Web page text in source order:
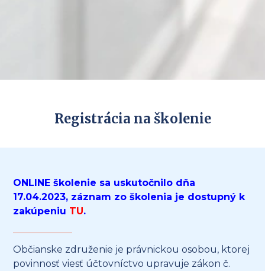
Registrácia na školenie
ONLINE školenie sa uskutočnilo dňa
17.04.2023, záznam zo školenia je dostupný k
zakúpeniu TU.
Občianske združenie je právnickou osobou, ktorej
povinnosť viesť účtovníctvo upravuje zákon č.